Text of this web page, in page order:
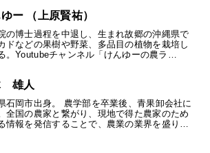
ー （上原賢祐）
の博士過程を中退し、生まれ故郷の沖縄県で
ドなどの果樹や野菜、多品目の植物を栽培し
。Youtubeチャンネル「けんゆーの農ラ…
雄人
石岡市出身。 農学部を卒業後、青果卸会社に
全国の農家と繋がり、現地で得た農家のため
情報を発信することで、農業の業界を盛り…